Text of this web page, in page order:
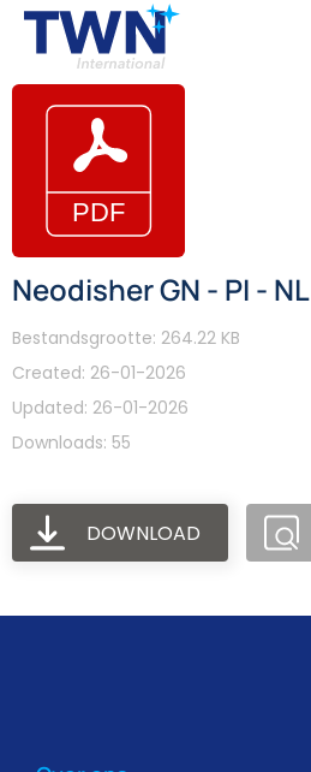
Neodisher GN - PI - NL
Bestandsgrootte: 264.22 KB
Created: 26-01-2026
Updated: 26-01-2026
Downloads: 55
DOWNLOAD